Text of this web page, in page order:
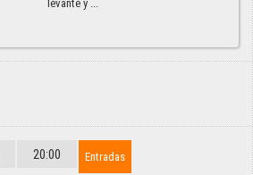
levante y ...
20:00 Entradas